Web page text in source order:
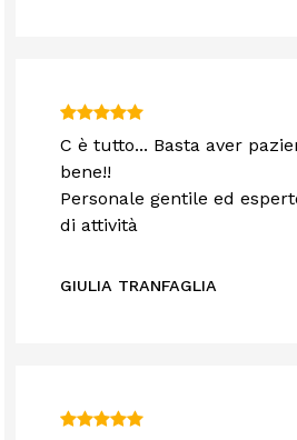
C è tutto... Basta aver
bene!!
Personale gentile ed
di attività
GIULIA TRANFAGLIA